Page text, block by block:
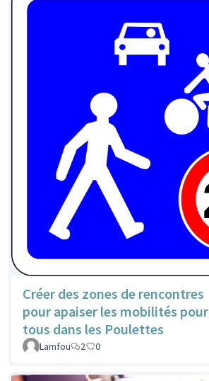
Créer des zones de rencontres
pour apaiser les mobilités pour
tous dans les Poulettes
Lamfou 2 0